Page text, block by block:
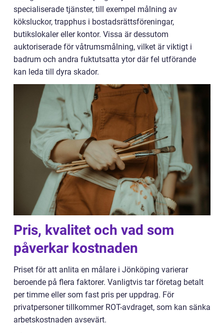
specialiserade tjänster, till exempel målning av
köksluckor, trapphus i bostadsrättsföreningar,
butikslokaler eller kontor. Vissa är dessutom
auktoriserade för våtrumsmålning, vilket är viktigt i
badrum och andra fuktutsatta ytor där fel utförande
kan leda till dyra skador.
Pris, kvalitet och vad som
påverkar kostnaden
Priset för att anlita en målare i Jönköping varierar
beroende på flera faktorer. Vanligtvis tar företag betalt
per timme eller som fast pris per uppdrag. För
privatpersoner tillkommer ROT-avdraget, som kan sänka
arbetskostnaden avsevärt.